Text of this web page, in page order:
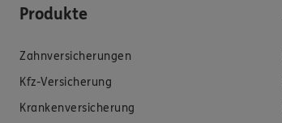
Produkte
Zahnversicherungen
Kfz-Versicherung
Krankenversicherung